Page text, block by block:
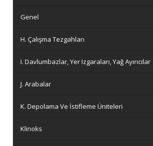
Genel
H. Çalışma Tezgahları
I. Davlumbazlar, Yer Izgaraları, Yağ Ayırıcılar
J. Arabalar
K. Depolama Ve İstifleme Üniteleri
Klinoks